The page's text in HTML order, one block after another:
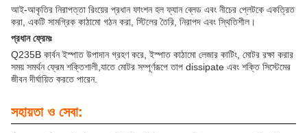
আই-আকৃতির নিরাপত্তা রিংয়ের প্রধান ফাংশন হল ফ্যান ব্লেড এবং নীচের প্লেটকে একত্রিত
করা, একটি সামগ্রিক কাঠামো গঠন করা, স্টিলের তৈরি, নিরাপদ এবং স্থিতিশীল।
প্রধান ফ্রেমঃ
Q235B কার্বন ইস্পাত উপাদান গ্রহণ করে, ইস্পাত কাঠামো লেজার কাটিং, মোটর রক্ষা করার
সময় সমর্থন ফ্রেম শক্তিশালী,যাতে মোটর সম্পূর্ণরূপে তাপ dissipate এবং শক্তি সিস্টেমের
জীবন দীর্ঘায়িত করতে পারেন.
সহায়তা ও সেবা: